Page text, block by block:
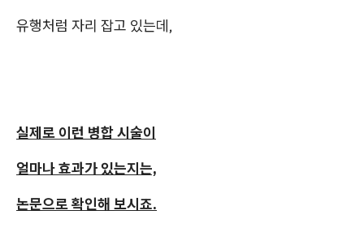
유행처럼 자리 잡고 있는데,
실제로 이런 병합 시술이
얼마나 효과가 있는지는,
논문으로 확인해 보시죠.